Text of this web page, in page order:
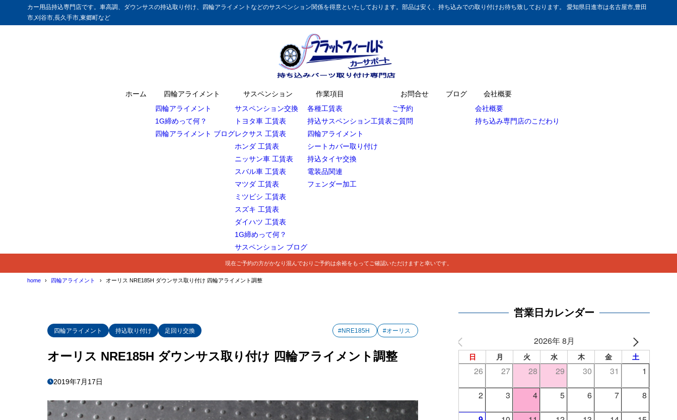
カー用品持込専門店です。車高調、ダウンサスの持込取り付け、四輪アライメントなどのサスペンション関係を得意といたしております。部品は安く、持ち込みでの取り付けお待ち致しております。 愛知県日進市は名古屋市,豊田
市,刈谷市,長久手市,東郷町など
ホーム
四輪アライメント
四輪アライメント
1G締めって何？
四輪アライメント ブログ
サスペンション
サスペンション交換
トヨタ車 工賃表
レクサス 工賃表
ホンダ 工賃表
ニッサン車 工賃表
スバル車 工賃表
マツダ 工賃表
ミツビシ 工賃表
スズキ 工賃表
ダイハツ 工賃表
1G締めって何？
サスペンション ブログ
作業項目
各種工賃表
持込サスペンション工賃表
四輪アライメント
シートカバー取り付け
持込タイヤ交換
電装品関連
フェンダー加工
お問合せ
ご予約
ご質問
ブログ
会社概要
会社概要
持ち込み専門店のこだわり
現在ご予約の方がかなり混んでおりご予約は余裕をもってご確認いただけますと幸いです。
home 四輪アライメント オーリス NRE185H ダウンサス取り付け 四輪アライメント調整
四輪アライメント 持込取り付け 足回り交換 #NRE185H #オーリス
オーリス NRE185H ダウンサス取り付け 四輪アライメント調整
2019年7月17日
営業日カレンダー
2026年 8月
日 月 火 水 木 金 土
26 27 28 29 30 31 1
2 3 4 5 6 7 8